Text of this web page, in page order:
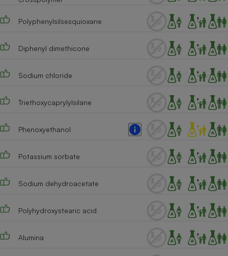
Polyphenylsilsesquioxane
Diphenyl dimethicone
Sodium chloride
Triethoxycaprylylsilane
Phenoxyethanol
Potassium sorbate
Sodium dehydroacetate
Polyhydroxystearic acid
Alumina